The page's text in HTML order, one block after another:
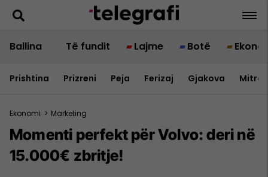
Ballina Të fundit Lajme Botë
Prishtina Prizreni Peja Ferizaj Gjakova
Ekonomi > Marketing
Momenti perfekt për Volvo: deri në
15.000€ zbritje!